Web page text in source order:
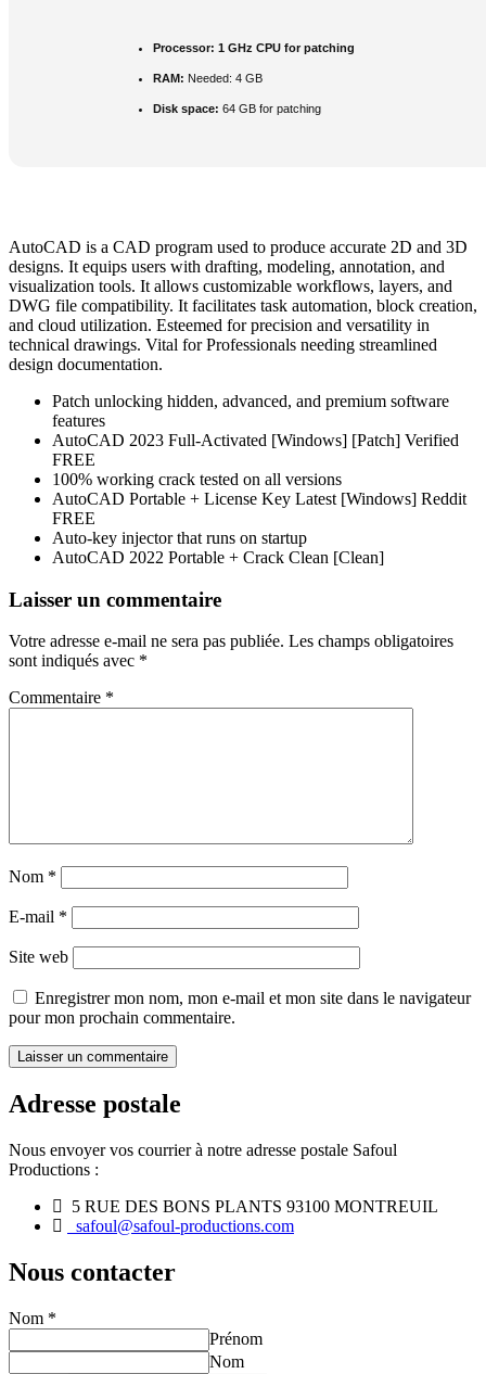
Processor: 1 GHz CPU for patching
RAM: Needed: 4 GB
Disk space: 64 GB for patching
AutoCAD is a CAD program used to produce accurate 2D and 3D
designs. It equips users with drafting, modeling, annotation, and
visualization tools. It allows customizable workflows, layers, and
DWG file compatibility. It facilitates task automation, block creation,
and cloud utilization. Esteemed for precision and versatility in
technical drawings. Vital for Professionals needing streamlined
design documentation.
Patch unlocking hidden, advanced, and premium software
features
AutoCAD 2023 Full-Activated [Windows] [Patch] Verified
FREE
100% working crack tested on all versions
AutoCAD Portable + License Key Latest [Windows] Reddit
FREE
Auto-key injector that runs on startup
AutoCAD 2022 Portable + Crack Clean [Clean]
Navigation
l’article
Laisser un commentaire
Votre adresse e-mail ne sera pas publiée. Les champs obligatoires
sont indiqués avec *
Commentaire *
Nom *
E-mail *
Site web
Enregistrer mon nom, mon e-mail et mon site dans le navigateur
pour mon prochain commentaire.
Adresse postale
Nous envoyer vos courrier à notre adresse postale Safoul
Productions :
5 RUE DES BONS PLANTS 93100 MONTREUIL
safoul@safoul-productions.com
Nous contacter
Nom *
Prénom
Nom